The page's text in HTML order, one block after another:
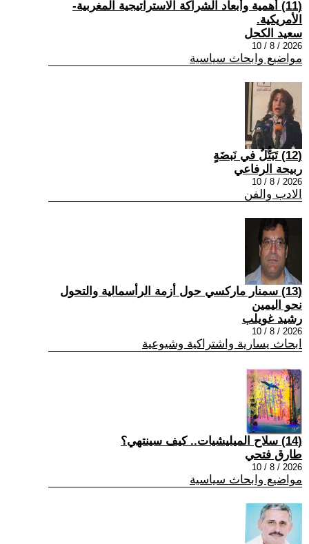
(11) أهمية وأبعاد الشراكة الاستراتيجية المغربية-
الأمريكية.
سعيد الكحل
2026 / 8 / 10
مواضيع وابحاث سياسية
(12) تَبَتُّلٌ في نَبضَةٍ
ربيحة الرفاعي
2026 / 8 / 10
الادب والفن
(13) سمنار ماركسي حول أزمة الرأسمالية والتحول
نحو اليمين
رشيد غويلب
2026 / 8 / 10
ابحاث يسارية واشتراكية وشيوعية
(14) سلاح الميليشيات.. كيف سينتهي؟
طارق فتحي
2026 / 8 / 10
مواضيع وابحاث سياسية